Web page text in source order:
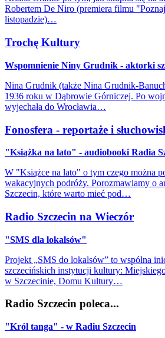
Robertem De Niro (premiera filmu
listopadzie)…
Trochę Kultury
Wspomnienie Niny Grudnik - aktorki
Nina Grudnik (także Nina Grudnik-
1936 roku w Dąbrowie Górniczej. Po
wyjechała do Wrocławia…
Fonosfera - reportaże i
"Książka na lato" - audiobooki Radia
W "Książce na lato" o tym czego można
wakacyjnych podróży. Porozmawiamy o
Szczecin, które warto mieć pod…
Radio Szczecin na Wieczór
"SMS dla lokalsów"
Projekt „SMS do lokalsów” to wspólna
szczecińskich instytucji kultury:
w Szczecinie, Domu Kultury…
Radio Szczecin poleca...
"Król tanga" - w Radiu Szczecin